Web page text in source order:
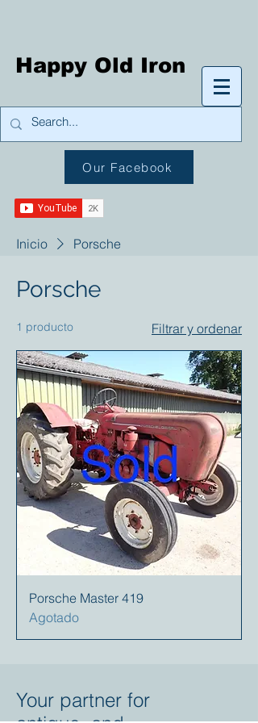
Happy Old Iron
Our Facebook
Inicio Porsche
Porsche
1 producto Filtrar y ordenar
Porsche Master 419
Agotado
Your partner for